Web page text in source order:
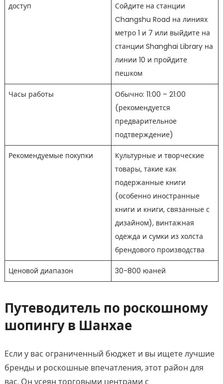
доступ
Сойдите на станции
Changshu Road на линиях
метро 1 и 7 или выйдите на
станции Shanghai Library на
линии 10 и пройдите
пешком
Часы работы
Обычно: 11:00 – 21:00
(рекомендуется
предварительное
подтверждение)
Рекомендуемые покупки
Культурные и творческие
товары, такие как
подержанные книги
(особенно иностранные
книги и книги, связанные с
дизайном), винтажная
одежда и сумки из холста
брендового производства
Ценовой диапазон 30-800 юаней
Путеводитель по роскошному
шопингу в Шанхае
Если у вас ограниченный бюджет и вы ищете лучшие
бренды и роскошные впечатления, этот район для
вас. Он усеян торговыми центрами с